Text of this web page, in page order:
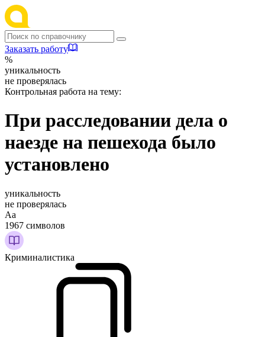
Заказать работу
%
уникальность
не проверялась
Контрольная работа на тему:
При расследовании дела о
наезде на пешехода было
установлено
уникальность
не проверялась
Аа
1967 символов
Криминалистика